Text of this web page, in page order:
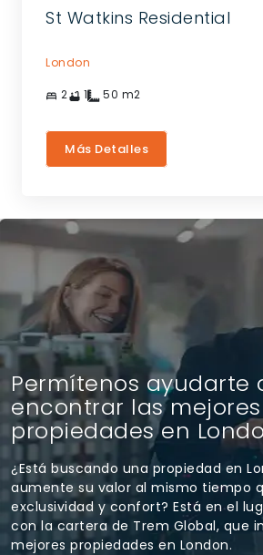
St Watkins Residential
London
2 1 50 m2
Más Detalles
Permítenos ayudarte
encontrar las mejores
propiedades en
¿Está buscando una propiedad en
aumente su valor al mismo tiempo
exclusividad y confort? Está en el
con la cartera de Trem Global, que
mejores propiedades en London.